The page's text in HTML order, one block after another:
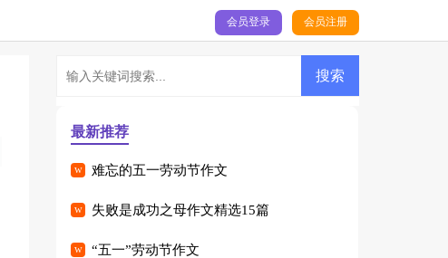
会员登录 会员注册
最新推荐
难忘的五一劳动节作文
失败是成功之母作文精选15篇
“五一”劳动节作文